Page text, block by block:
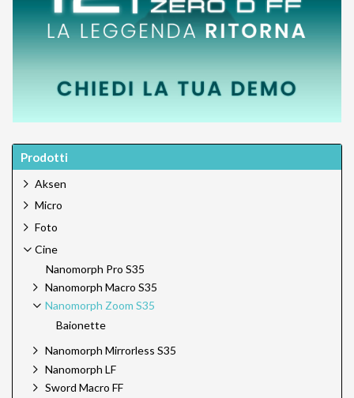
Prodotti
Aksen
Micro
Foto
Cine
Nanomorph Pro S35
Nanomorph Macro S35
Nanomorph Zoom S35
Baionette
Nanomorph Mirrorless S35
Nanomorph LF
Sword Macro FF